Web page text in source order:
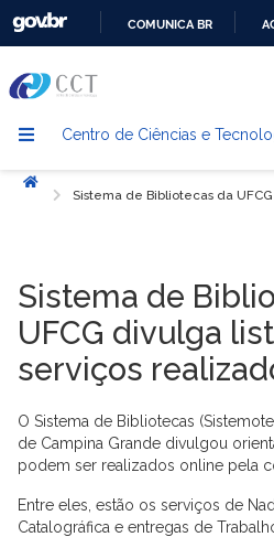
COMUNICA BR
Centro de Ciências e
Início
Sistema de Bibliotecas da
Sistema de
UFCG divulga
serviços
O Sistema de Bibliotecas
de Campina Grande divulgou
podem ser realizados online pela
Entre eles, estão os serviços de
Catalográfica e entregas de